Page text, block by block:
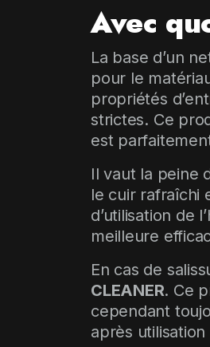
Avec
La base d’un
pour le
propriétés
strictes. Ce
est
Il vaut la peine
le cuir rafraîchi
d’utilisation de
meilleure
En cas de
CLEANER. Ce
cependant
après